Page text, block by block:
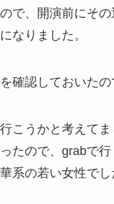
で、開演前にそ
なりました。
確認しておいたの
こうかと考えて
たので、grabで行
系の若い女性で